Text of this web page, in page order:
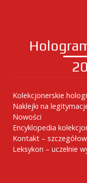
Kolekcjonerskie
Naklejki na
Nowości
Encyklopedia
Kontakt –
Leksykon – uczelnie